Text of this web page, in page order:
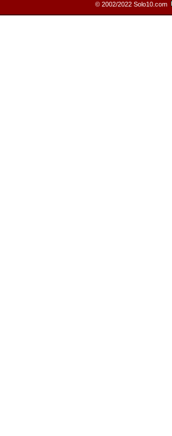
© 2002/2022 Solo10.com